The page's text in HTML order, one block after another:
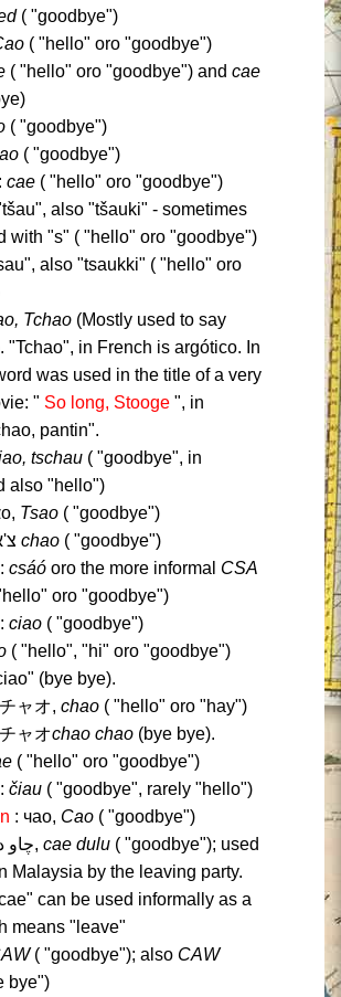
( "goodbye")
( "hello" oro "goodbye")
( "hello" oro "goodbye") and cae
( "goodbye")
( "goodbye")
: cae ( "hello" oro "goodbye")
also "tšauki" - sometimes
with "s" ( "hello" oro "goodbye")
also "tsaukki" ( "hello" oro
Tchao (Mostly used to say
"Tchao", in French is argótico. In
was used in the title of a very
" So long, Stooge ", in
pantin".
tschau ( "goodbye", in
also "hello")
Tsao ( "goodbye")
chao ( "goodbye")
: csáó oro the more informal CSA
oro "goodbye")
: ciao ( "goodbye")
( "hello", "hi" oro "goodbye")
(bye bye).
ャオ, chao ( "hello" oro "hay")
ャオchao chao (bye bye).
( "hello" oro "goodbye")
: čiau ( "goodbye", rarely "hello")
: чао, Cao ( "goodbye")
: چاو دولو, cae dulu ( "goodbye"); used
Malaysia by the leaving party.
can be used informally as a
means "leave"
( "goodbye"); also CAW
bye")